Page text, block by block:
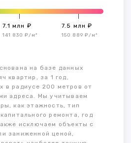
7.1 млн ₽
141 830 ₽/м²
7.5 млн ₽
150 889 ₽/м²
на базе данных
квартир, за 1 год,
в радиусе 200 метров от
адреса. Мы учитываем
как этажность, тип
ремонта, год
исключаем объекты с
заниженной ценой,